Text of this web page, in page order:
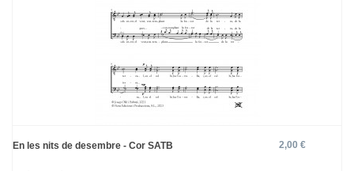
En les nits de desembre - Cor SATB 2,00 €